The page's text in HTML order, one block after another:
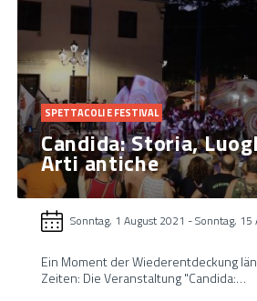
SPETTACOLI E FESTIVAL
Candida: Storia,
Arti antiche
Sonntag, 1 August 2021 -Sonntag, 15
Ein Moment der Wiederentdeckung
Zeiten: Die Veranstaltung "Candida:…